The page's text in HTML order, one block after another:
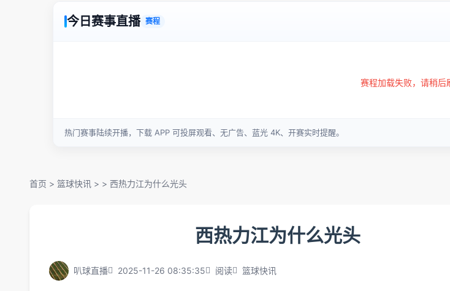
首页 > 篮球快讯 > > 西热力江为什么光头
西热力江为什么光头
叭球直播 2025-11-26 08:35:35 阅读 篮球快讯